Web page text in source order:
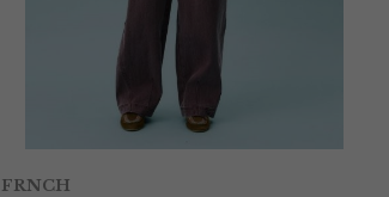
FRNCH